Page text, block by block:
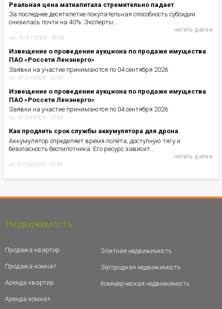
Реальная цена маткапитала стремительно падает
За последнее десятилетие покупательная способность субсидии
снизилась почти на 40%. Эксперты…
читать далее
пн, 07/27/2026 - 08:00
Извещение о проведении аукциона по продаже имущества
ПАО «Россети Ленэнерго»
Заявки на участие принимаются по 04 сентября 2026
пт, 07/24/2026 - 12:00
Извещение о проведении аукциона по продаже имущества
ПАО «Россети Ленэнерго»
Заявки на участие принимаются по 04 сентября 2026
пт, 07/24/2026 - 12:00
Как продлить срок службы аккумулятора для дрона
Аккумулятор определяет время полёта, доступную тягу и
безопасность беспилотника. Его ресурс зависит…
читать далее
чт, 07/23/2026 - 11:45
Недвижимость
Продажа квартир
Продажа комнат
Аренда квартир
Аренда комнат
Элитная недвижимость
Загородная недвижимость
Коммерческая недвижимость